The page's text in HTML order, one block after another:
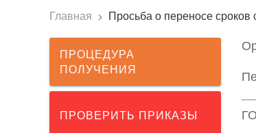
Главная Просьба о переносе
ПРОЦЕДУРА
ПОЛУЧЕНИЯ
ПРОВЕРИТЬ ПРИКАЗЫ